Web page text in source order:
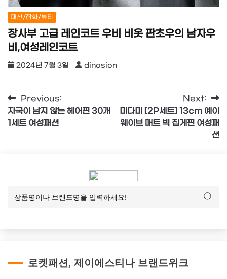
패션/잡화/뷰티
장사부 고급 레인코트 우비 비옷 판초우의 남자우
비,여성레인코트
2024년 7월 3일 dinosion
글
탐
Previous:
자국이 남지 않는 헤어핀 30개
1세트 여성패션
Next:
미다미 [2P세트] 13cm 예이
웨이브 매트 빅 집게핀 여성패
션
로켓패션, 제이에스티나 브랜드위크